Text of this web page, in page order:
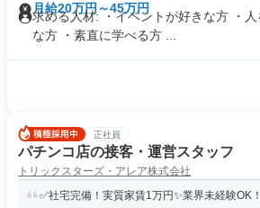
月給20万円～45万円
求める人材: ・イベントが好きな方 ・
な方 ・素直に学べる方 ...
正社員
パチンコ店の接客・運営スタッフ
トリックスターズ・アレア株式会社
✅社宅完備！実質家賃1万円✨業界未経験OK